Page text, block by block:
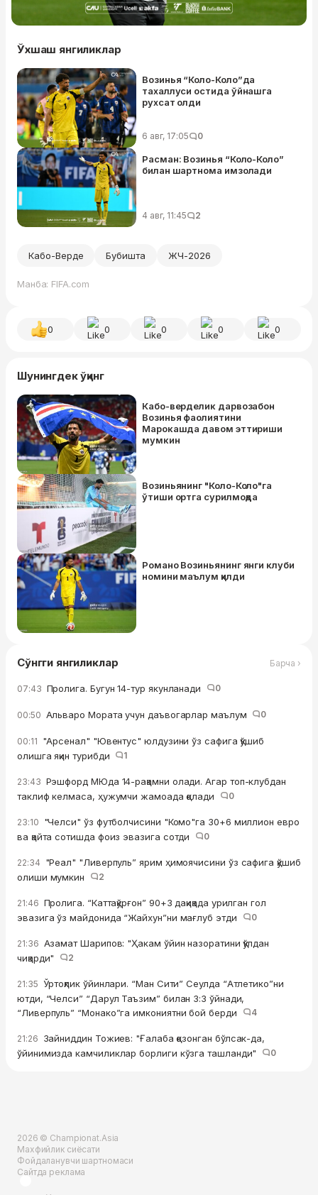
Ўхшаш янгиликлар
Возинья “Коло-Коло”да
тахаллуси остида ўйнашга
рухсат олди
6 авг, 17:05 0
Расман: Возинья “Коло-Коло”
билан шартнома имзолади
4 авг, 11:45 2
Кабо-Верде Бубишта ЖЧ-2026
Манба: FIFA.com
0 0 0 0 0
Шунингдек ўқинг
Кабо-верделик дарвозабон
Возинья фаолиятини
Марокашда давом эттириши
мумкин
Возиньянинг "Коло-Коло"га
ўтиши ортга сурилмоқда
Романо Возиньянинг янги клуби
номини маълум қилди
Сўнгги янгиликлар Барча ›
07:43 Пролига. Бугун 14-тур якунланади 0
00:50 Альваро Мората учун даъвогарлар маълум 0
00:11 "Арсенал" "Ювентус" юлдузини ўз сафига қўшиб
олишга яқин турибди
1
23:43 Рэшфорд МЮда 14-рақамни олади. Агар топ-клубдан
таклиф келмаса, ҳужумчи жамоада қолади
0
23:10 "Челси" ўз футболчисини "Комо"га 30+6 миллион евро
ва қайта сотишда фоиз эвазига сотди
0
22:34 "Реал" "Ливерпуль” ярим ҳимоячисини ўз сафига қўшиб
олиши мумкин
2
21:46 Пролига. “Каттақўрғон” 90+3 дақиқада урилган гол
эвазига ўз майдонида “Жайхун”ни мағлуб этди
0
21:36 Азамат Шарипов: "Ҳакам ўйин назоратини қўлдан
чиқарди"
2
21:35 Ўртоқлик ўйинлари. “Ман Сити” Сеулда “Атлетико”ни
ютди, “Челси” “Дарул Таъзим” билан 3:3 ўйнади,
“Ливерпуль” “Монако”га имкониятни бой берди
4
21:26 Зайниддин Тожиев: "Ғалаба қозонган бўлсак-да,
ўйинимизда камчиликлар борлиги кўзга ташланди"
0
2026 © Championat.Asia
Махфийлик сиёсати
Фойдаланувчи шартномаси
Сайтда реклама